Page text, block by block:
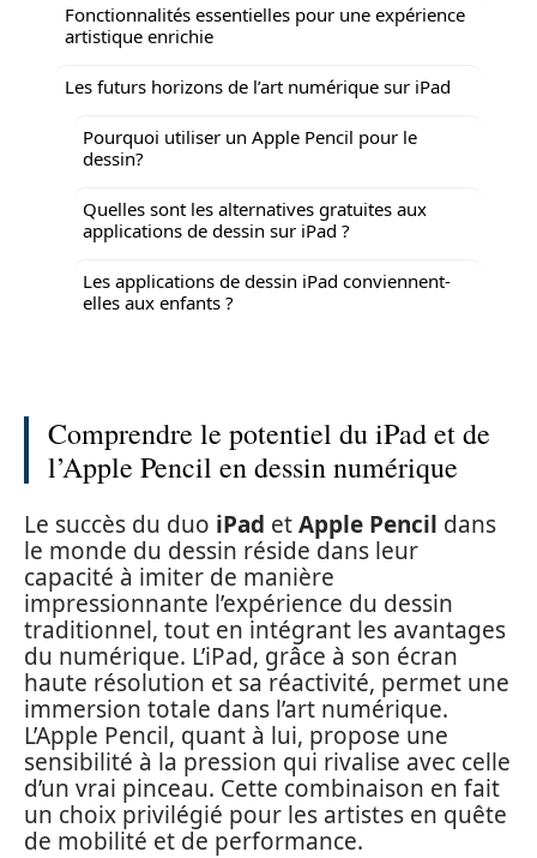
Fonctionnalités essentielles pour une expérience
artistique enrichie
Les futurs horizons de l’art numérique sur iPad
Pourquoi utiliser un Apple Pencil pour le
dessin?
Quelles sont les alternatives gratuites aux
applications de dessin sur iPad ?
Les applications de dessin iPad conviennent-
elles aux enfants ?
Comprendre le potentiel du iPad et de
l’Apple Pencil en dessin numérique
Le succès du duo iPad etApple Pencil dans
le monde du dessin réside dans leur
capacité à imiter de manière
impressionnante l’expérience du dessin
traditionnel, tout en intégrant les avantages
du numérique. L’iPad, grâce à son écran
haute résolution et sa réactivité, permet une
immersion totale dans l’art numérique.
L’Apple Pencil, quant à lui, propose une
sensibilité à la pression qui rivalise avec celle
d’un vrai pinceau. Cette combinaison en fait
un choix privilégié pour les artistes en quête
de mobilité et de performance.